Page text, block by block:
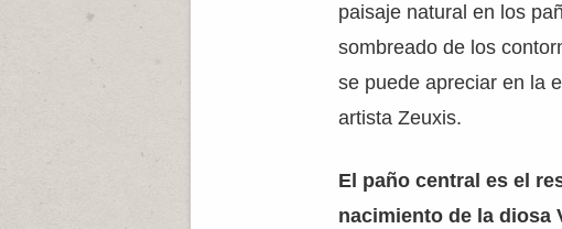
paisaje natural en los
sombreado de los
se puede apreciar en la
artista Zeuxis.
El paño central es el
nacimiento de la diosa